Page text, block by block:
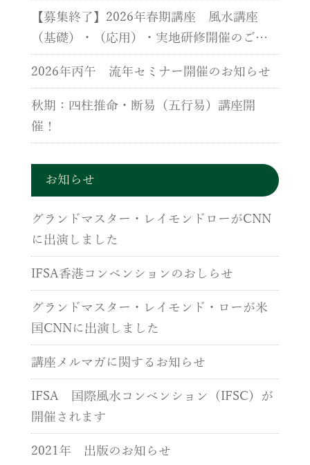
【募集終了】2026年春期講座 風水講座
（基礎）・（応用）・実地研修開催のご案
内
2026年丙午 流年セミナー開催のお知らせ
秋期：四柱推命・断易（五行易）講座開
催！
お知らせ
グランドマスター・レイモンドローがCNN
に出演しました
IFSA香港コンベンションのおしらせ
グランドマスター・レイモンド・ローが米
国CNNに出演しました
講座メルマガに関するお知らせ
IFSA 国際風水コンベンション（IFSC）が
開催されます
2021年 出版のお知らせ